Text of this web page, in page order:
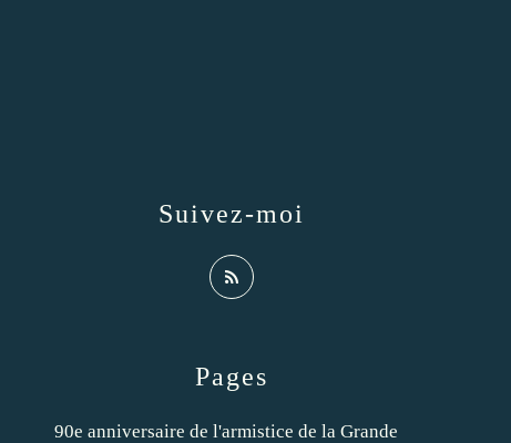
Pages
90e anniversaire de l'armistice de la Grande
Suivez-moi